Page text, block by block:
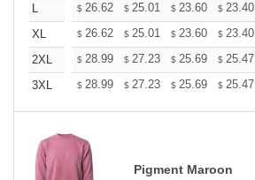
L
$ 26.62 $ 25.01 $ 23.60 $ 23.40
XL
$ 26.62 $ 25.01 $ 23.60 $ 23.40
2XL
$ 28.99 $ 27.23 $ 25.69 $ 25.47
3XL
$ 28.99 $ 27.23 $ 25.69 $ 25.47
Pigment Maroon